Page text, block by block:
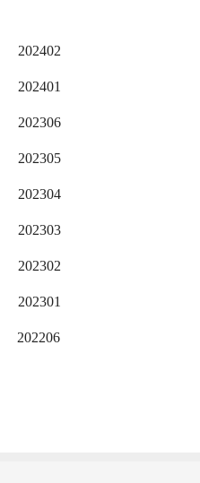
202402
202401
202306
202305
202304
202303
202302
202301
202206